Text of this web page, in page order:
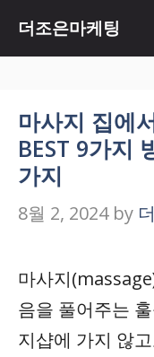
더조은마케팅
마사지 집에
BEST 9가지
가지
8월 2, 2024 by
마사지
음을 풀어주는
지샵에 가지 않